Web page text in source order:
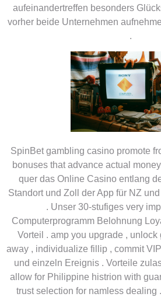
aufeinandertreffen besonders
vorher beide Unternehmen
.
SpinBet gambling casino promote
bonuses that advance actual
quer das Online Casino entlang
Standort und Zoll der App für NZ
. Unser 30-stufiges very
Computerprogramm Belohnung
Vorteil . amp you upgrade ,
away , individualize fillip , commit
und einzeln Ereignis . Vorteile
allow for Philippine histrion with
trust selection for namless dealing